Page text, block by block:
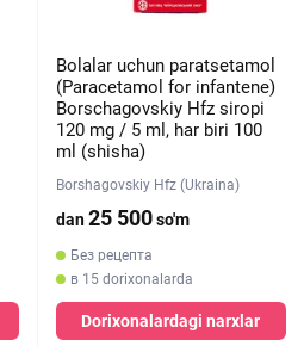
Bolalar uchun paratsetamol
(Paracetamol for infantene)
Borschagovskiy Hfz siropi
120 mg / 5 ml, har biri 100
ml (shisha)
Borshagovskiy Hfz (Ukraina)
dan25 500so'm
Без рецепта
в 15 dorixonalarda
Dorixonalardagi narxlar